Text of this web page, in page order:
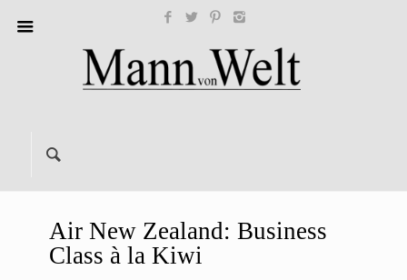
Air New Zealand: Business
Class à la Kiwi